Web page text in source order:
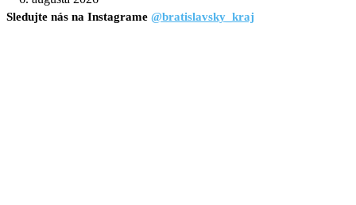
Sledujte nás na Instagrame @bratislavsky_kraj